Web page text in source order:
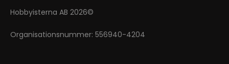
Hobbyisterna AB 2026©
Organisationsnummer: 556940-4204